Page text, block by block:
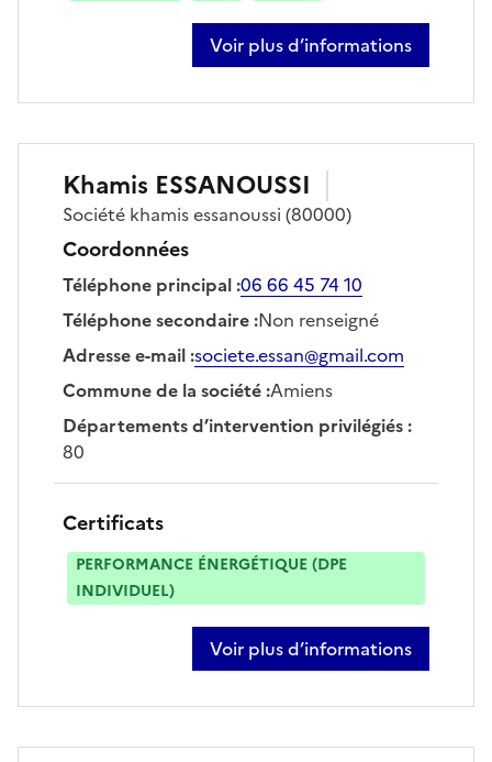
Voir plus d’informations
sur ouail essanoussi
Khamis ESSANOUSSI
Société khamis essanoussi (80000)
Coordonnées
Téléphone principal:06 66 45 74 10
Téléphone secondaire:Non renseigné
Adresse e-mail:societe.essan@gmail.com
Commune de la société:Amiens
Départements d’intervention privilégiés:
80
Certificats
PERFORMANCE ÉNERGÉTIQUE (DPE
INDIVIDUEL)
Voir plus d’informations
sur khamis essanoussi